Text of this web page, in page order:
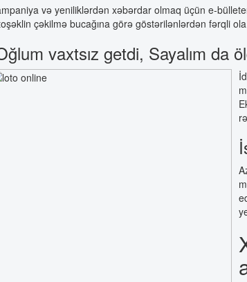
və yeniliklərdən xəbərdar olmaq üçün e-
çəkilmə bucağına görə göstərilənlərdən fərqli
vaxtsız getdi, Sayalım da